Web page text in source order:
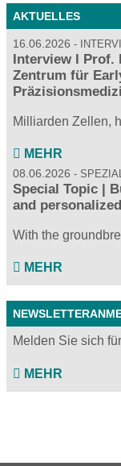
AKTUELLES
16.06.2026
Interview I Prof.
Zentrum für
Milliarden Zellen,
MEHR
08.06.2026
Special Topic |
and
With the
MEHR
Melden Sie sich
MEHR